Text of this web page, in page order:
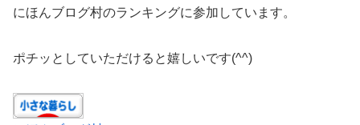
にほんブログ村のランキングに参加しています。
ポチッとしていただけると嬉しいです(^^)